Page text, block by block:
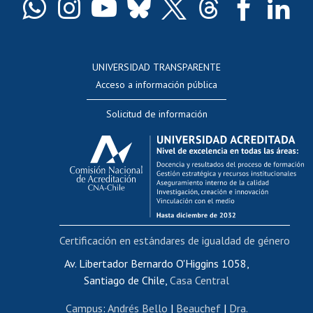
Docentes
Evaluación docente
Calificación académica
Postulación al AUCAI
Funcionarias/os
Cursos internos de capacitación
Bienestar del personal
Portal de movilidad interna
Certificado de renta
Certificado de renta honorarios
UNIVERSIDAD TRANSPARENTE
Acceso a información pública
Solicitud de información
Av. Libertador Bernardo O'Higgins 1058,
Santiago de Chile, Casa Central
Campus: Andrés Bello | Beauchef| Dra.
Certificación en estándares de igualdad de género